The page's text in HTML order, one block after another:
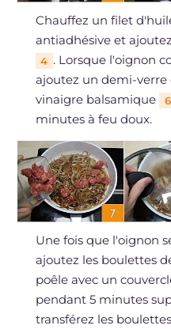
Chauffez un filet
antiadhésive et
4 . Lorsque l'oignon
ajoutez un demi-verre
vinaigre balsamique
6
minutes à feu doux.
Une fois que l'oignon
ajoutez les boulettes
poêle avec un
pendant 5 minutes
transférez les